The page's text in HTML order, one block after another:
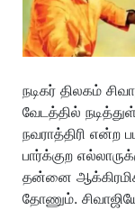
நடிகர் திலகம்
வேடத்தில்
நவராத்திரி என்ற
பார்க்குற
தன்னை
தோணும்.